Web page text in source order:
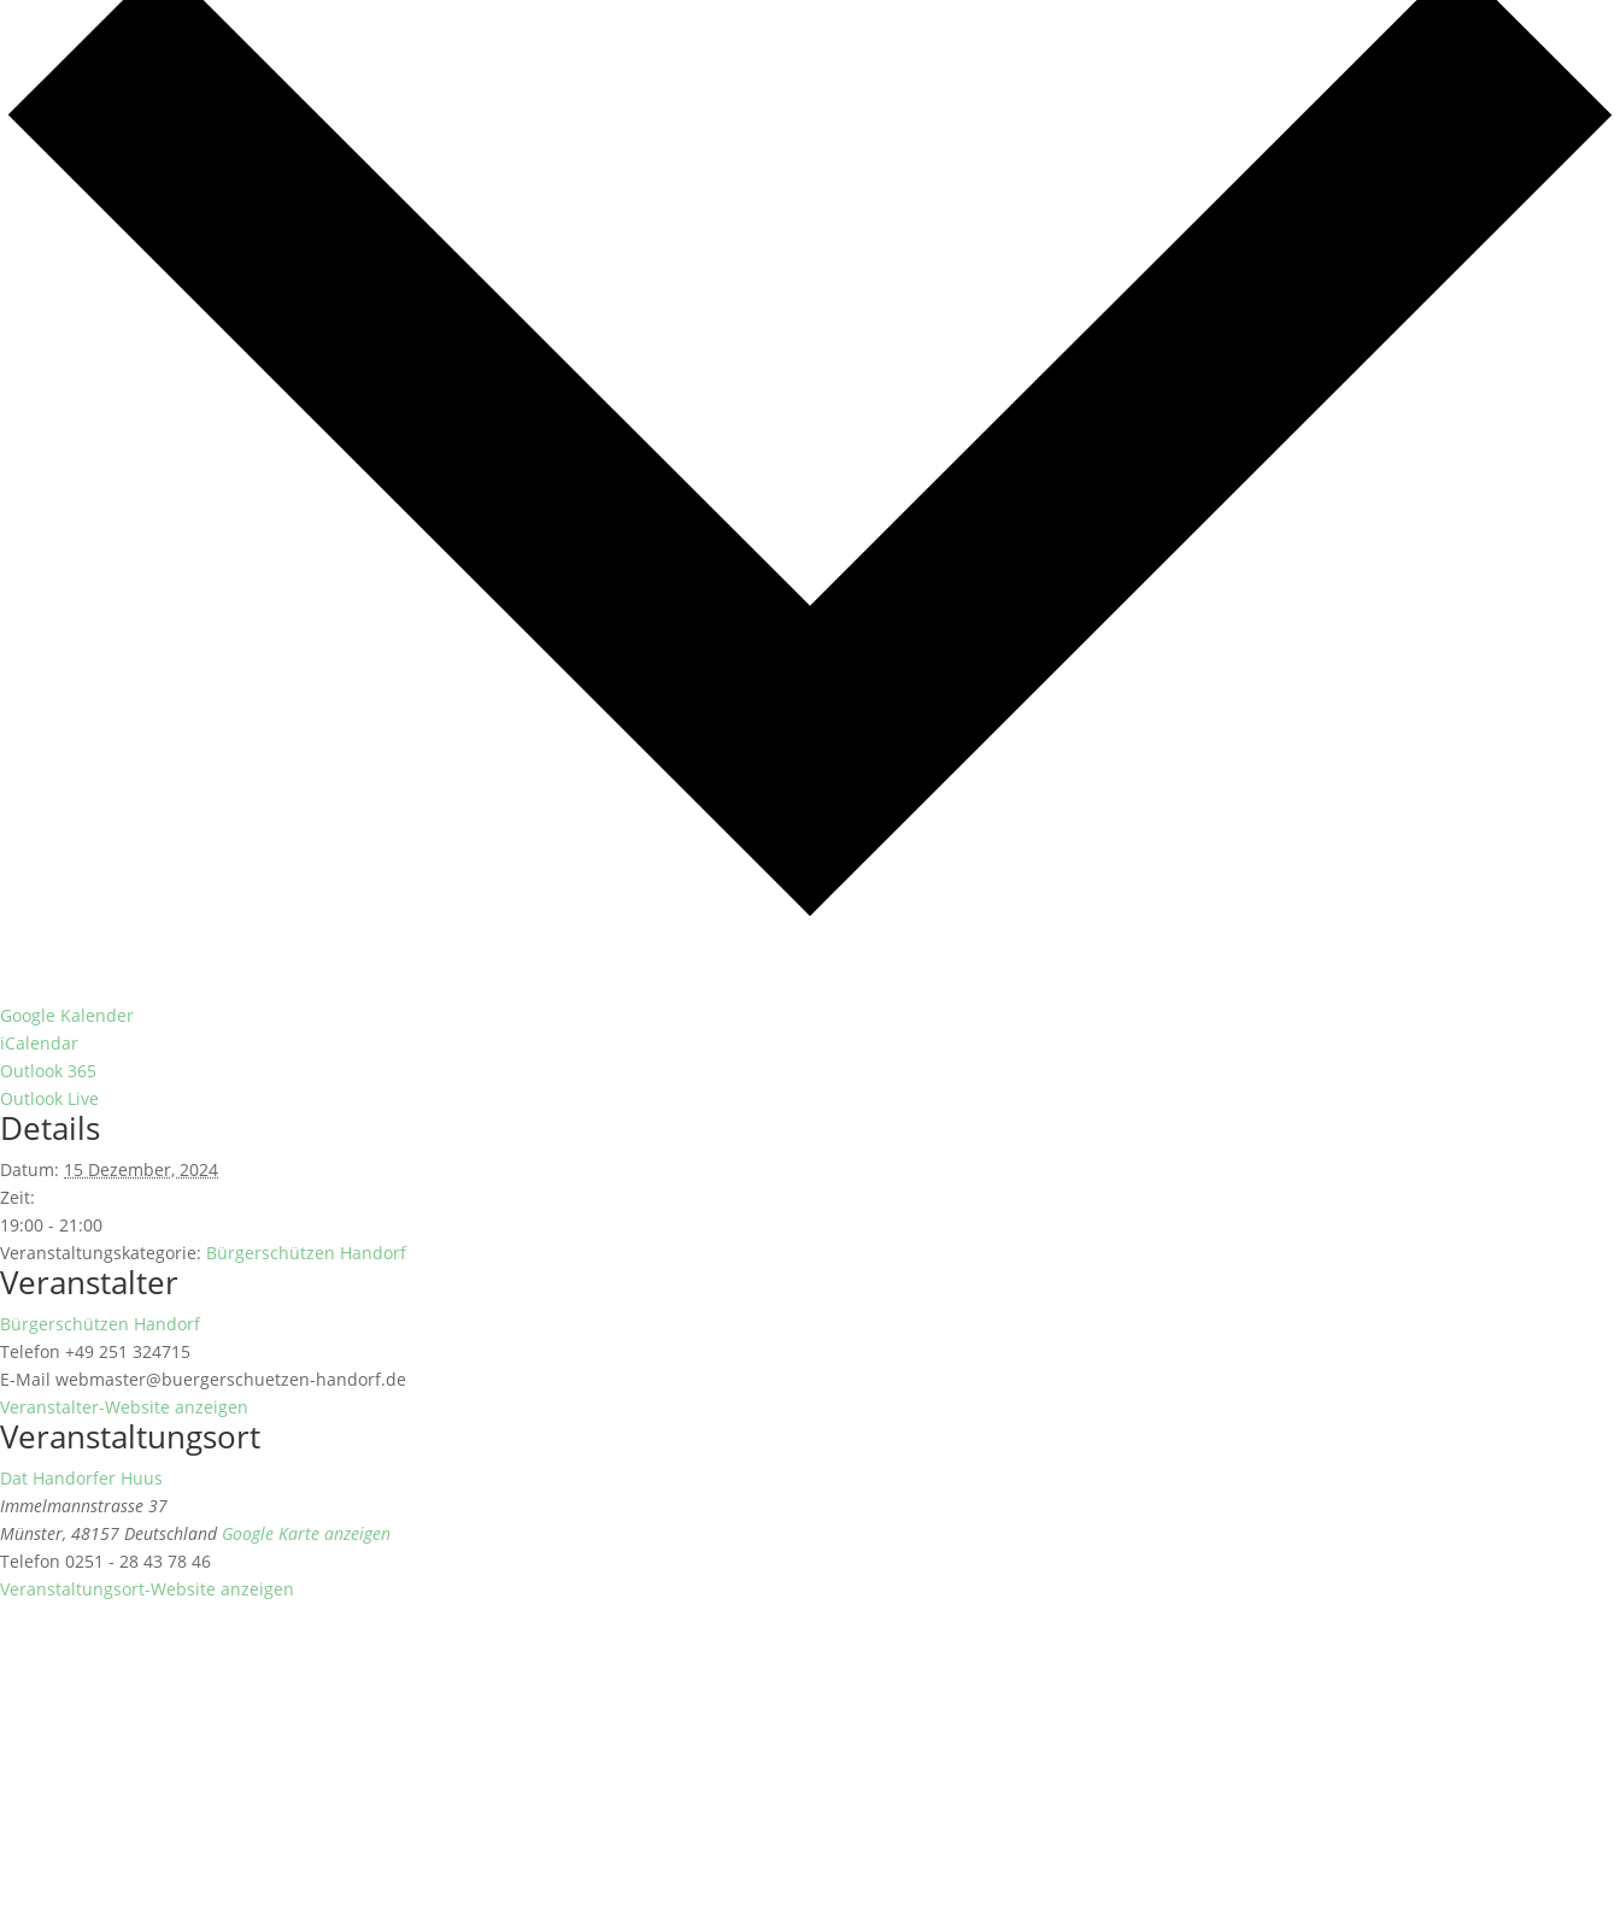
Google Kalender
iCalendar
Outlook 365
Outlook Live
Details
Datum: 15 Dezember, 2024
Zeit:
19:00 - 21:00
Veranstaltungskategorie: Bürgerschützen Handorf
Veranstalter
Bürgerschützen Handorf
Telefon +49 251 324715
E-Mail webmaster@buergerschuetzen-handorf.de
Veranstalter-Website anzeigen
Veranstaltungsort
Dat Handorfer Huus
Immelmannstrasse 37
Münster, 48157 Deutschland Google Karte anzeigen
Telefon 0251 - 28 43 78 46
Veranstaltungsort-Website anzeigen